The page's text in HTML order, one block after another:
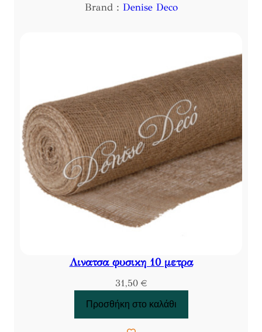
Brand : Denise Deco
Λινατσα φυσικη 10 μετρα
31,50 €
Προσθήκη στο καλάθι